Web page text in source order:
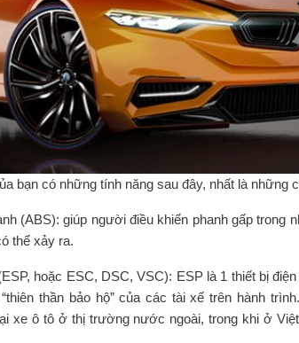
bạn có những tính năng sau đây, nhất là những
(ABS): giúp người điều khiển phanh gấp trong
thể xảy ra.
hoặc ESC, DSC, VSC): ESP là 1 thiết bị
thần bảo hộ” của các tài xế trên hành
xe ô tô ở thị trường nước ngoài, trong khi ở